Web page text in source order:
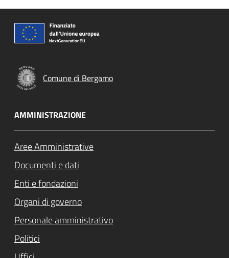
Comune di Bergamo
AMMINISTRAZIONE
Aree Amministrative
Documenti e dati
Enti e fondazioni
Organi di governo
Personale amministrativo
Politici